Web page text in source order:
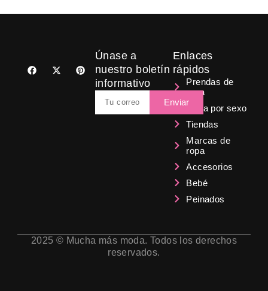
F
a
X
-
P
i
Enlaces
rápidos
Prendas de
ropa
Ropa por sexo
Tiendas
Marcas de
ropa
Accesorios
Bebé
Peinados
Únase a
nuestro boletín
informativo
Enviar
2025 © Mucha más moda. Todos los derechos
reservados.